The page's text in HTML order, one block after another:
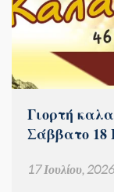
Γιορτή
Σάββατο 18
17 Ιουλίου, 2026